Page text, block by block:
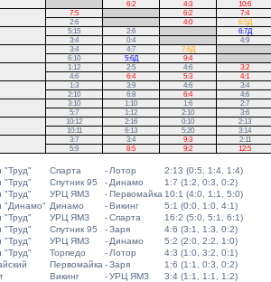
6:2 4:3
10:6
7:5 6:2
7:4
2:6
4:0
6:5Д
5:15 2:6
6:7Д
3:4
0:4
4:9
3:4 4:7 7:6Д
6:10
5:6Д 9:4
1:12 2:5 4:6
3:2
4:6
6:4 5:3
4:1
1:3 3:9 4:6
3:4
2:10
6:8 6:4
4:6
3:10 1:10 1:6
2:7
5:7
1:12 2:10
3:6
10:12 2:16 0:10
2:13
10:11
6:13 5:20
3:14
3:7 3:4 9:3
2:11
5:9
8:5 9:2 12:5
"Труд" Спарта - Лотор
2:13 (0:5, 1:4, 1:4)
"Труд" Спутник 95 - Динамо
1:7 (1:2, 0:3, 0:2)
"Труд" УРЦ ЯМЗ -Первомайка 10:1 (4:0, 1:1, 5:0)
"Динамо" Динамо -Викинг
5:1 (0:0, 1:0, 4:1)
"Труд" УРЦ ЯМЗ -Спарта
16:2 (5:0, 5:1, 6:1)
"Труд" Спутник 95 -Заря
4:6 (3:1, 1:3, 0:2)
"Труд" УРЦ ЯМЗ - Динамо
5:2 (2:0, 2:2, 1:0)
"Труд" Торпедо - Лотор
4:3 (1:0, 3:2, 0:1)
Первомайка -Заря
1:6 (1:1, 0:3, 0:2)
Викинг -УРЦ ЯМЗ
3:4 (1:1, 1:1, 1:2)